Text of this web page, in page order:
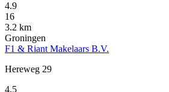
4.9
16
3.2 km
Groningen
F1 & Riant Makelaars B.V.
Hereweg 29
4.5